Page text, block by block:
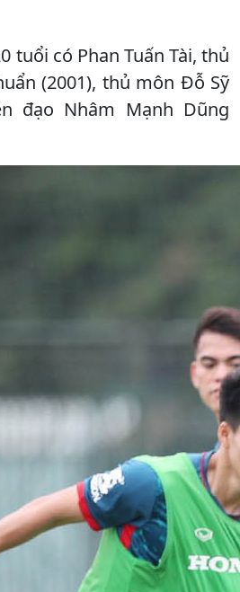
tuổi có Phan Tuấn Tài, thủ
(2001), thủ môn Đỗ Sỹ
đạo Nhâm Mạnh Dũng